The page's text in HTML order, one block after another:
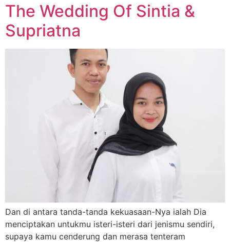
The Wedding Of Sintia &
Supriatna
Dan di antara tanda-tanda kekuasaan-Nya ialah Dia
menciptakan untukmu isteri-isteri dari jenismu sendiri,
supaya kamu cenderung dan merasa tenteram